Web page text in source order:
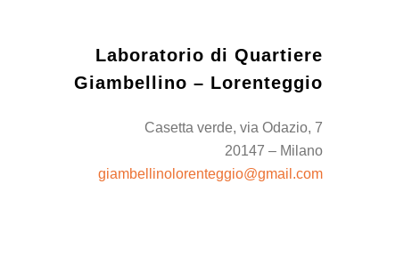
Laboratorio di Quartiere
Giambellino – Lorenteggio
Casetta verde, via Odazio, 7
20147 – Milano
giambellinolorenteggio@gmail.com